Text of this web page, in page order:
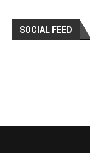
SOCIAL FEED